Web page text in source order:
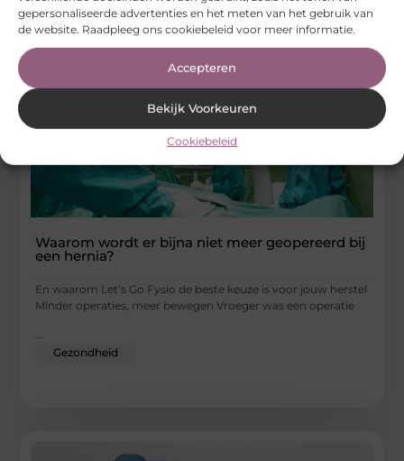
gepersonaliseerde advertenties en het meten van het gebruik van
de website. Raadpleeg ons cookiebeleid voor meer informatie.
Accepteren
Bekijk Voorkeuren
Cookiebeleid
Waarom wordt er bijna niet meer geopereerd bij
een hernia?
En waarom Let’s Go Fysio de beste keuze is voor jouw herstel
Minder operaties, meer bewegen Vroeger was een operatie
...
Gezondheid